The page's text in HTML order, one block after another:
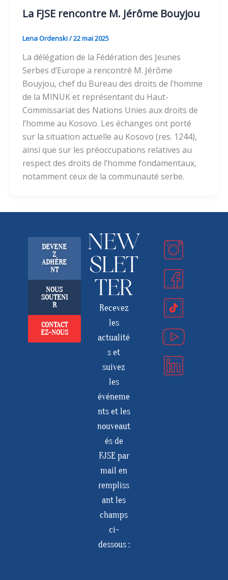
La FJSE rencontre M. Jérôme Bouyjou
Lena Ordenski/22 mai 2025
La délégation de la Fédération des Jeunes
Serbes d’Europe a rencontré M. Jérôme
Bouyjou, chef du Bureau des droits de l’homme
de la MINUK et représentant du Haut-
Commissariat des Nations Unies aux droits de
l’homme au Kosovo. Les échanges ont porté
sur la situation actuelle au Kosovo (res. 1244),
ainsi que sur les préoccupations relatives au
respect des droits de l’homme fondamentaux,
notamment ceux de la communauté serbe.
DEVENE
Z
ADHÉRE
NT
NOUS
SOUTENI
R
CONTACT
EZ-NOUS
NEW
SLET
TER
Recevez
les
actualité
s et
suivez
les
événeme
nts et les
nouveaut
és de
FJSE par
mail en
rempliss
ant les
champs
ci-
dessous :